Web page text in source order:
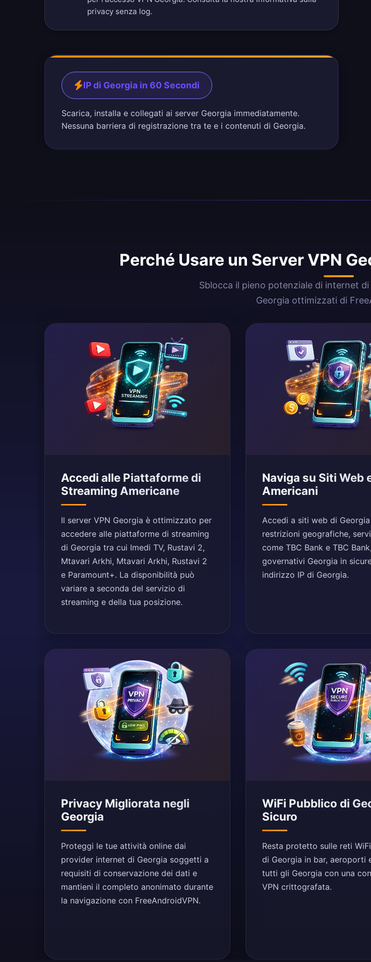
privacy senza log.
IP di Georgia in 60 Secondi
Scarica, installa e collegati ai server Georgia immediatamente.
Nessuna barriera di registrazione tra te e i contenuti di Georgia.
Perché Usare un Server VPN
Sblocca il pieno potenziale di internet
Georgia ottimizzati di
Accedi alle Piattaforme di
Streaming Americane
Il server VPN Georgia è ottimizzato per
accedere alle piattaforme di streaming
di Georgia tra cui Imedi TV, Rustavi 2,
Mtavari Arkhi, Mtavari Arkhi, Rustavi 2
e Paramount+. La disponibilità può
variare a seconda del servizio di
streaming e della tua posizione.
Naviga su Siti Web
Americani
Accedi a siti web di
restrizioni geografiche,
come TBC Bank e TBC
governativi Georgia in
indirizzo IP di Georgia.
Privacy Migliorata negli
Georgia
Proteggi le tue attività online dai
provider internet di Georgia soggetti a
requisiti di conservazione dei dati e
mantieni il completo anonimato durante
la navigazione con FreeAndroidVPN.
WiFi Pubblico di
Sicuro
Resta protetto sulle reti
di Georgia in bar, aeroporti
tutti gli Georgia con una
VPN crittografata.